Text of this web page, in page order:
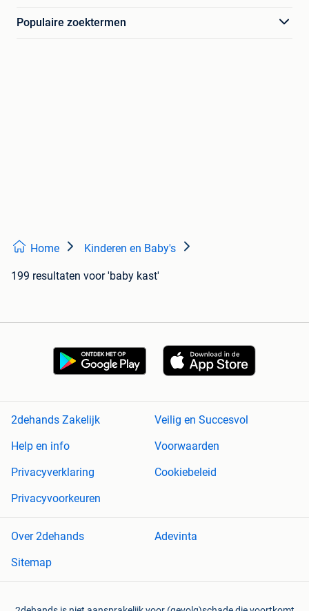
Populaire zoektermen
Home Kinderen en Baby's
199 resultaten voor 'baby kast'
2dehands Zakelijk
Veilig en Succesvol
Help en info
Voorwaarden
Privacyverklaring
Cookiebeleid
Privacyvoorkeuren
Over 2dehands
Adevinta
Sitemap